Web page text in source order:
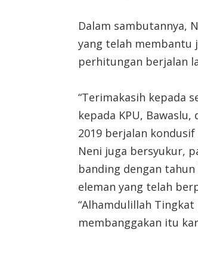
Dalam sambutannya,
yang telah membantu
perhitungan berjalan
“Terimakasih kepada
kepada KPU,
2019 berjalan kondusif
Neni juga bersyukur,
banding dengan
eleman yang telah
“Alhamdulillah
membanggakan itu